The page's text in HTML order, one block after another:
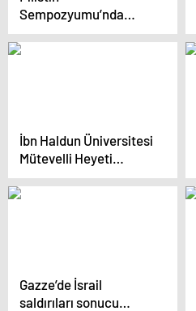
Sempozyumu’nda
Akademik Özgürlükler
ve Filistin Konusu
İbn Haldun Üniversitesi
Mütevelli Heyeti
Başkan Vekili Bilal
Erdoğan: İsrail özür
Gazze’de İsrail
saldırıları sonucu